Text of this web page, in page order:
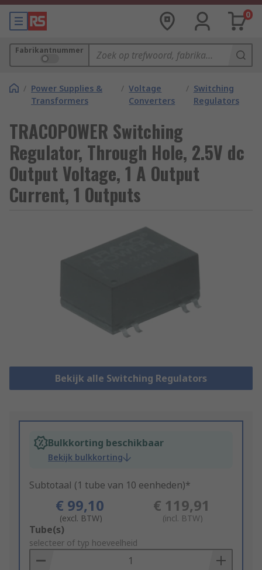
0
Fabrikantnummer
/ Power Supplies &
Transformers
/ Voltage
Converters
/ Switching
Regulators
TRACOPOWER Switching
Regulator, Through Hole, 2.5V dc
Output Voltage, 1 A Output
Current, 1 Outputs
Bekijk alle Switching Regulators
Bulkkorting beschikbaar
Bekijk bulkkorting
Subtotaal (1 tube van 10 eenheden)*
€ 99,10
(excl. BTW)
€ 119,91
(incl. BTW)
Add
to
Basket
Tube(s)
selecteer of typ hoeveelheid